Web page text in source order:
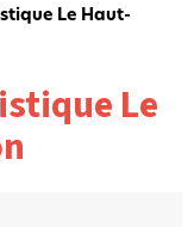
Le Haut-
Le